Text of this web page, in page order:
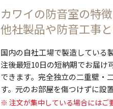
カワイの防音室の特
他社製品や防音工事
国内の自社工場で製造している
注後最短10日の短納期でお届け
できます。完全独立の二重壁・
す。元のお部屋を傷つけずに設
※ 注文が集中している場合にはご